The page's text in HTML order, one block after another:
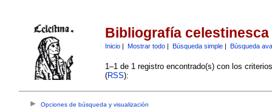
Bibliografía celestinesca
Inicio| Mostrar todo| Búsqueda simple| Búsqueda
1–1 de 1 registro encontrado(s) con los
(RSS):
Opciones de búsqueda y visualización